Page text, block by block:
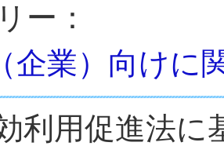
ー：
企業）向けに
利用促進法に